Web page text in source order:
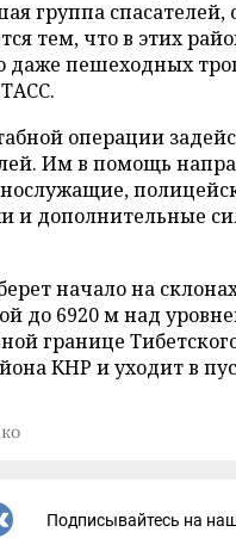
группа спасателей,
тем, что в этих
даже пешеходных
операции
Им в помощь
и дополнительные
начало на
до 6920 м над
границе
КНР и уходит в
Подписывайтесь на